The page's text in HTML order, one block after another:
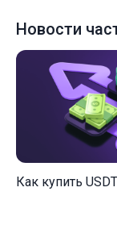
Новости
Как купить